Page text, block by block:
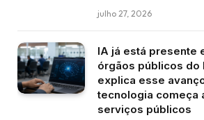
julho 27, 2026
IA já está presente
órgãos públicos do
explica esse
tecnologia começa
serviços públicos